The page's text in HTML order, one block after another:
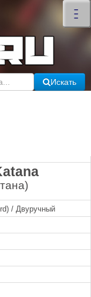
–
–
–
×
Искать
/ Двуручный